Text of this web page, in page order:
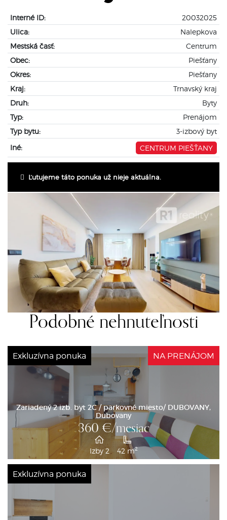
Interné ID:
20032025
Ulica:
Nalepkova
Mestská časť:
Centrum
Obec:
Piešťany
Okres:
Piešťany
Kraj:
Trnavský kraj
Druh:
Byty
Typ:
Prenájom
Typ bytu:
3-izbový byt
Iné:
CENTRUM PIEŠŤANY
Ľutujeme táto ponuka už nieje aktuálna.
Podobné nehnuteľnosti
Exkluzívna ponuka
Zariadený 2 izb. byt 2C / parkovné miesto/ DUBOVANY,
Dubovany
360 €/mesiac
Izby 2 42 m2
NA PRENÁJOM
Exkluzívna ponuka